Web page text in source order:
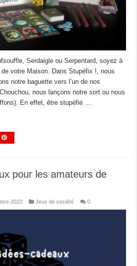
Serdaigle ou Serpentard, soyez à
de votre Maison. Dans Stupéfix !, nous
notre baguette vers l’un de nos
nous lançons notre sort ou nous
En effet, être stupéfié …
pour les amateurs de
2022 Jeux de société 0